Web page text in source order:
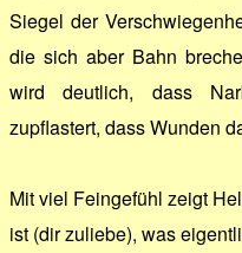
Siegel der
die sich aber Bahn
wird deutlich, dass
zupflastert, dass Wunden
Mit viel Feingefühl zeigt
ist (dir zuliebe), was